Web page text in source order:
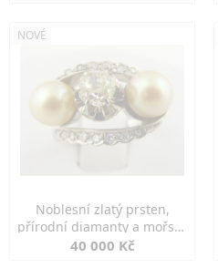
NOVÉ
Noblesní zlatý prsten,
přírodní diamanty a mořské
perly
40 000 Kč